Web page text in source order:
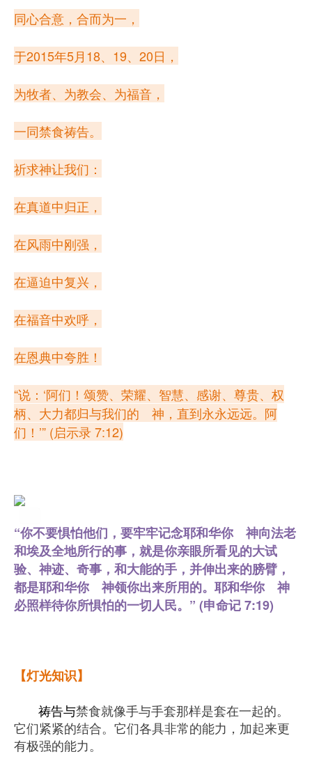
同心合意，合而为一，
于2015年5月18、19、20日，
为牧者、为教会、为福音，
一同禁食祷告。
祈求神让我们：
在真道中归正，
在风雨中刚强，
在逼迫中复兴，
在福音中欢呼，
在恩典中夸胜！
“说：‘阿们！颂赞、荣耀、智慧、感谢、尊贵、权
柄、 大力都归与我们的　神，直到永永远远。阿
们！’” (启示录 7:12)
“你不要惧怕他们，要牢牢记念耶和华你 神向法老
和埃及全地所行的事，就是你亲眼所看见的大试
验、神迹、 奇事，和大能的手，并伸出来的膀臂，
都是耶和华你 神领你出来所用的。耶和华你 神
必照样待你所惧怕的一切人民。” (申命记 7:19)
【灯光知识】
       祷告与
禁食就像手与手套那样是套在一起的。
它们紧紧的结合。 它们各具非常的能力，加起来更
有极强的能力。